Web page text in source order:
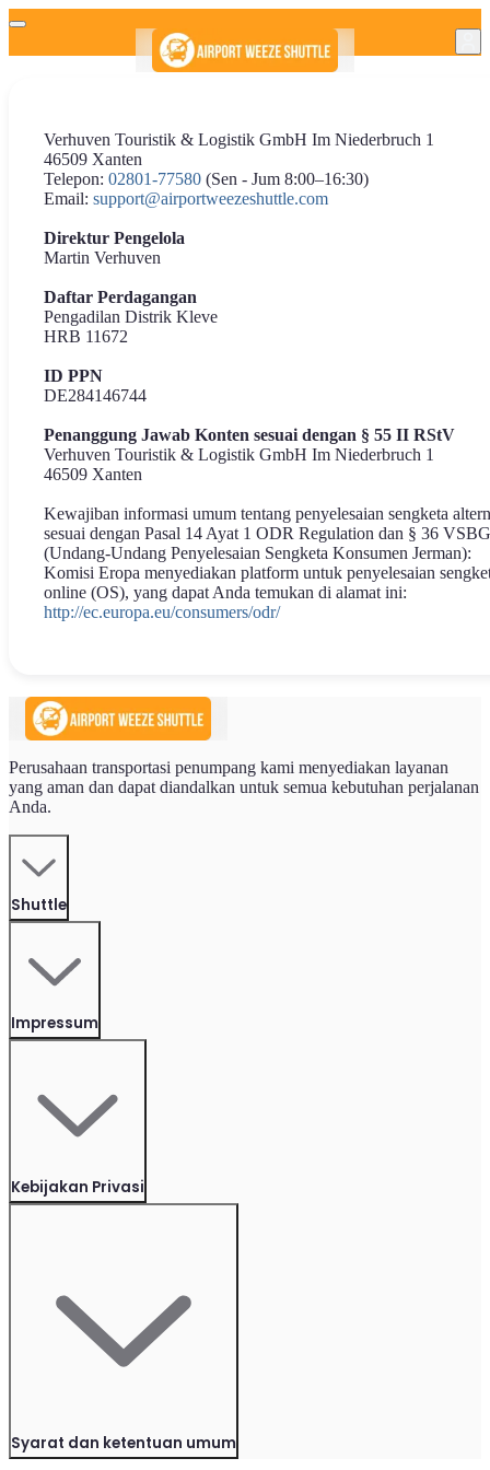
Verhuven Touristik & Logistik GmbH Im Niederbruch 1
46509 Xanten
Telepon: 02801-77580 (Sen - Jum 8:00–16:30)
Email: support@airportweezeshuttle.com
Direktur Pengelola
Martin Verhuven
Daftar Perdagangan
Pengadilan Distrik Kleve
HRB 11672
ID PPN
DE284146744
Penanggung Jawab Konten sesuai dengan § 55 II RStV
Verhuven Touristik & Logistik GmbH Im Niederbruch 1
46509 Xanten
Kewajiban informasi umum tentang penyelesaian sengketa
sesuai dengan Pasal 14 Ayat 1 ODR Regulation dan § 36 VSBG
(Undang-Undang Penyelesaian Sengketa Konsumen Jerman):
Komisi Eropa menyediakan platform untuk penyelesaian
online (OS), yang dapat Anda temukan di alamat ini:
http://ec.europa.eu/consumers/odr/
Perusahaan transportasi penumpang kami menyediakan layanan
yang aman dan dapat diandalkan untuk semua kebutuhan perjalanan
Anda.
Shuttle
Impressum
Kebijakan Privasi
Syarat dan ketentuan umum